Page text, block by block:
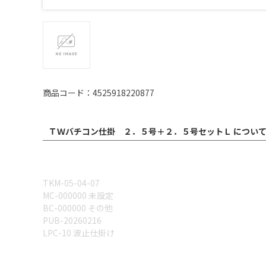
商品コード：4525918220877
ＴＷバチコン仕掛 ２．５号＋２．５号セットＬ について
TKM-05-04-07
MC-000000 未設定
BC-000000 その他
PUB-20260216
LPC-10 波止仕掛け